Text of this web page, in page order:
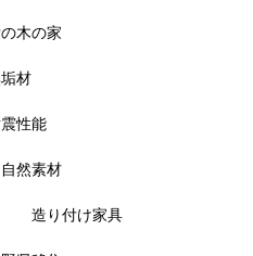
木の家
材
性能
自然素材
造り付け家具